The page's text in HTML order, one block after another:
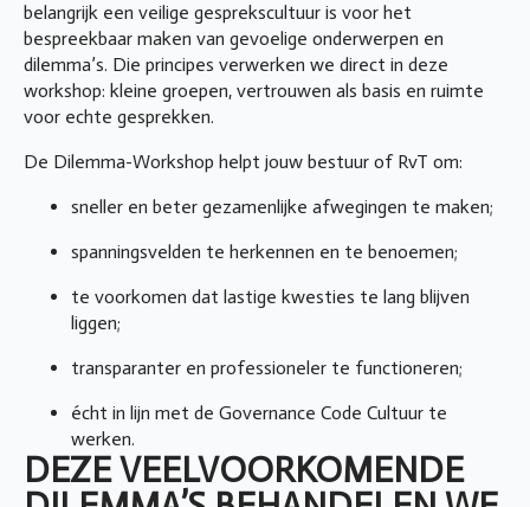
belangrijk een veilige gesprekscultuur is voor het
bespreekbaar maken van gevoelige onderwerpen en
dilemma’s. Die principes verwerken we direct in deze
workshop: kleine groepen, vertrouwen als basis en ruimte
voor echte gesprekken.
De Dilemma-Workshop helpt jouw bestuur of RvT om:
sneller en beter gezamenlijke afwegingen te maken;
spanningsvelden te herkennen en te benoemen;
te voorkomen dat lastige kwesties te lang blijven
liggen;
transparanter en professioneler te functioneren;
écht in lijn met de Governance Code Cultuur te
werken.
DEZE VEELVOORKOMENDE